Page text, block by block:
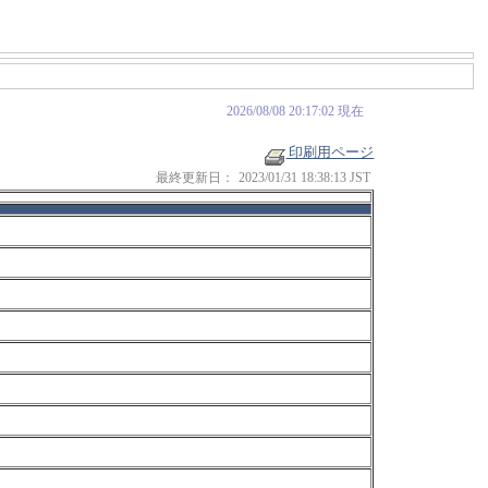
2026/08/08 20:17:02 現在
印刷用ページ
最終更新日： 2023/01/31 18:38:13 JST